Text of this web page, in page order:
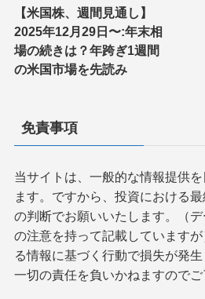
【米国株、週間見通し】
2025年12月29日〜:年末相
場の続きは？年跨ぎ1週間
の米国市場を先読み
免責事項
当サイトは、一般的な情報提供
ます。ですから、投資における
の判断でお願いいたします。（
の注意を持って記載しています
る情報に基づく行動で損失が発生
一切の責任を負いかねますのでご